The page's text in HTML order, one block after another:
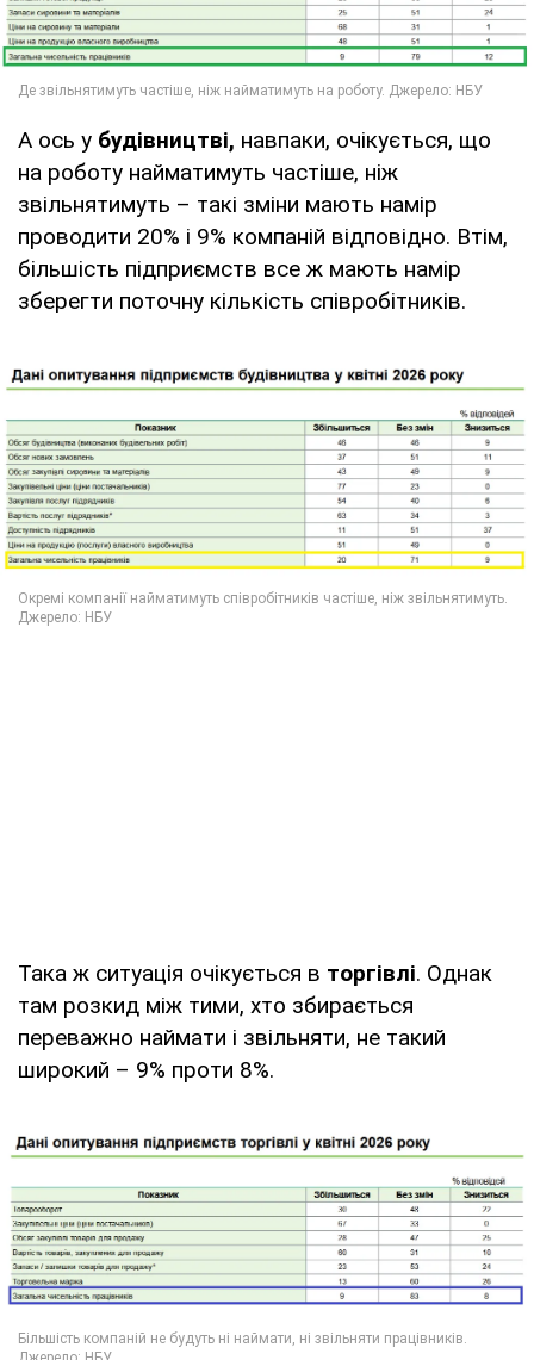
А ось у будівництві, навпаки, очікується, що
на роботу найматимуть частіше, ніж
звільнятимуть – такі зміни мають намір
проводити 20% і 9% компаній відповідно. Втім,
більшість підприємств все ж мають намір
зберегти поточну кількість співробітників.
Така ж ситуація очікується в торгівлі. Однак
там розкид між тими, хто збирається
переважно наймати і звільняти, не такий
широкий – 9% проти 8%.